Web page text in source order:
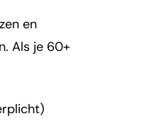
en
Als je 60+